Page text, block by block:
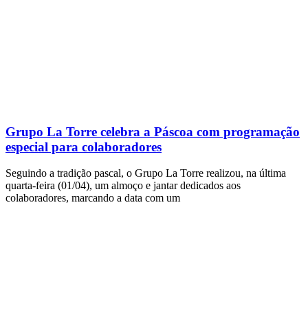
Grupo La Torre celebra a Páscoa com programação
especial para colaboradores
Seguindo a tradição pascal, o Grupo La Torre realizou, na última
quarta-feira (01/04), um almoço e jantar dedicados aos
colaboradores, marcando a data com um